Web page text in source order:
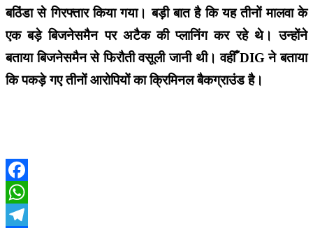
बठिंडा से गिरफ्तार किया गया। बड़ी बात है कि यह तीनों मालवा के
एक बड़े बिजनेसमैन पर अटैक की प्लानिंग कर रहे थे। उन्होंने
बताया बिजनेसमैन से फिरौती वसूली जानी थी। वहीँ DIG ने बताया
कि पकड़े गए तीनों आरोपियों का क्रिमिनल बैकग्राउंड है।
Facebook
WhatsApp